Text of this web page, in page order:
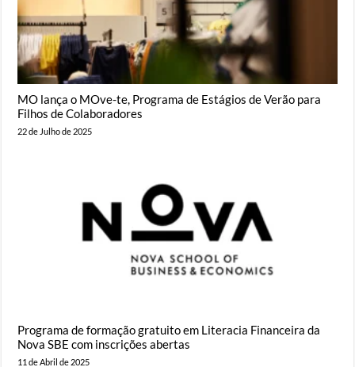
MO lança o MOve-te, Programa de Estágios de Verão para
Filhos de Colaboradores
22 de Julho de 2025
Programa de formação gratuito em Literacia Financeira da
Nova SBE com inscrições abertas
11 de Abril de 2025